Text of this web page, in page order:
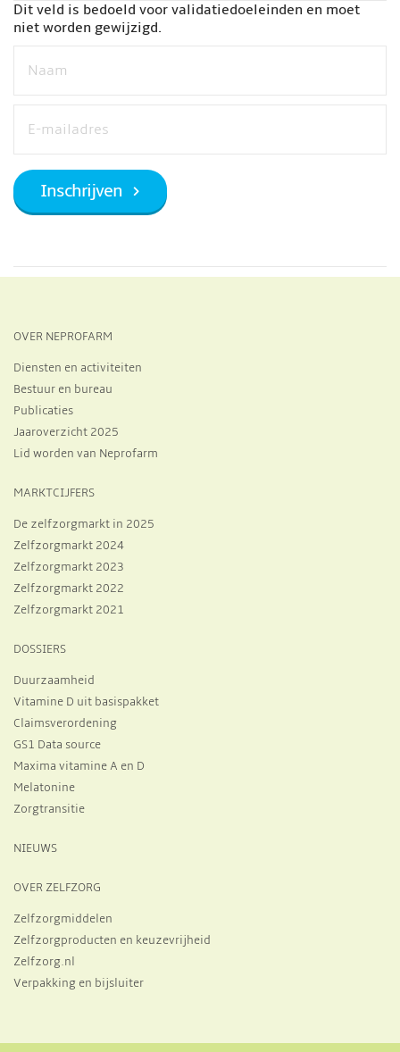
Dit veld is bedoeld voor validatiedoeleinden en moet
niet worden gewijzigd.
OVER NEPROFARM
Diensten en activiteiten
Bestuur en bureau
Publicaties
Jaaroverzicht 2025
Lid worden van Neprofarm
MARKTCIJFERS
De zelfzorgmarkt in 2025
Zelfzorgmarkt 2024
Zelfzorgmarkt 2023
Zelfzorgmarkt 2022
Zelfzorgmarkt 2021
DOSSIERS
Duurzaamheid
Vitamine D uit basispakket
Claimsverordening
GS1 Data source
Maxima vitamine A en D
Melatonine
Zorgtransitie
NIEUWS
OVER ZELFZORG
Zelfzorgmiddelen
Zelfzorgproducten en keuzevrijheid
Zelfzorg.nl
Verpakking en bijsluiter